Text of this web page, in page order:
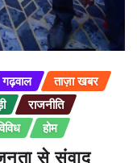
गढ़वाल
ताज़ा खबर
राजनीति
होम